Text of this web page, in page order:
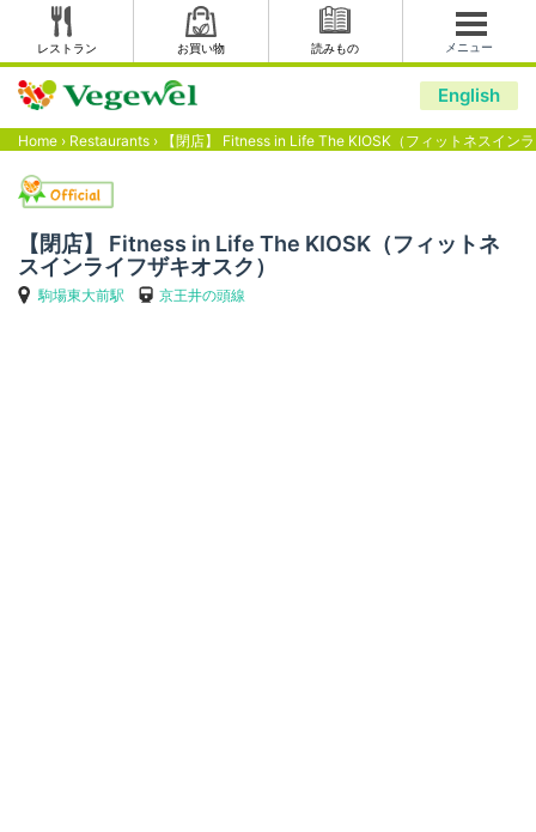
レストラン お買い物 読みもの メニュー
English
Home › Restaurants › 【閉店】 Fitness in Life The KIOSK（フィットネスイン
【閉店】 Fitness in Life The KIOSK（フィットネ
スインライフザキオスク）
駒場東大前駅 京王井の頭線